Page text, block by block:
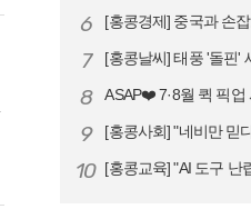
6 [홍콩경제] 중국과 손잡고 금
7 [홍콩날씨] 태풍 '돌핀'
8 ASAP❤️ 7·8월 퀵 픽업
9 [홍콩사회] "네비만 믿다간 큰
10 [홍콩교육] "AI 도구 난립의 역